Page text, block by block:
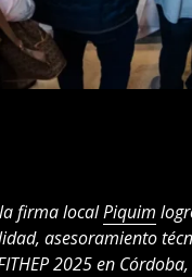
firma localPiquim
asesoramiento
2025 en